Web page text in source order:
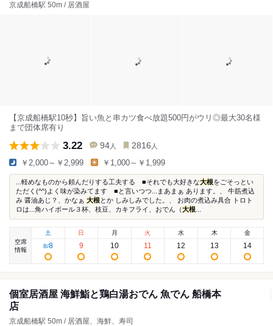
京成船橋駅 50m / 居酒屋
【京成船橋駅10秒】旨い魚と串カツ食べ放題500円がウリ◎最大30名様
まで団体席有り
3.22 94 人 2816 人
￥2,000～￥2,999 ￥1,000～￥1,999
...軽めなものから頼んだりする工夫する ■それでも大好きな大根をごそっとい
ただく(^^)よく味が染みてます ■と言いつつ...まあまぁ あります。、 牛筋煮込
み 醤油あじ？、かなぁ 大根とか しみしみでした。、 お肉の煮込み具合 トロト
ロは...角ハイボール３杯、枝豆、カキフライ、おでん（大根
空席
情報
土
8/8
日
9
月
10
火
11
水
12
木
13
金
14
個室居酒屋 海鮮鮨と鶏白湯おでん 魚でん 船橋本
店
京成船橋駅 50m / 居酒屋、海鮮、寿司